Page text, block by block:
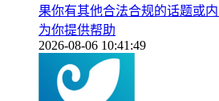
果你有其他合法合规的话题或
为你提供帮助
2026-08-06 10:41:49